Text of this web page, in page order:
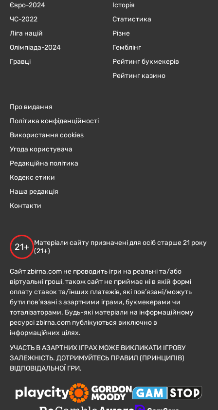
Євро-2024
ЧC-2022
Ліга націй
Олімпіада-2024
Гравці
Історія
Статистика
Різне
Гемблінг
Рейтинг букмекерів
Рейтинг казино
Про видання
Політика конфіденційності
Використання cookies
Угода користувача
Редакційна політика
Кодекс етики
Наша редакція
Контакти
21+
Матеріали сайту призначені для осіб старше 21 року
(21+)
Сайт zbirna.com не проводить ігри на реальні та/або
віртуальні гроші, також сайт не приймає ні в якій формі
оплату ставок та/інших платежів, які пов’язані/можуть
бути пов’язані з азартними іграми, букмекерами чи
тоталізаторами. Будь-які матеріали на інформаційному
ресурсі zbirna.com публікуються виключно в
інформаційних цілях.
УЧАСТЬ В АЗАРТНИХ ІГРАХ МОЖЕ ВИКЛИКАТИ ІГРОВУ
ЗАЛЕЖНІСТЬ. ДОТРИМУЙТЕСЬ ПРАВИЛ (ПРИНЦИПІВ)
ВІДПОВІДАЛЬНОЇ ГРИ.